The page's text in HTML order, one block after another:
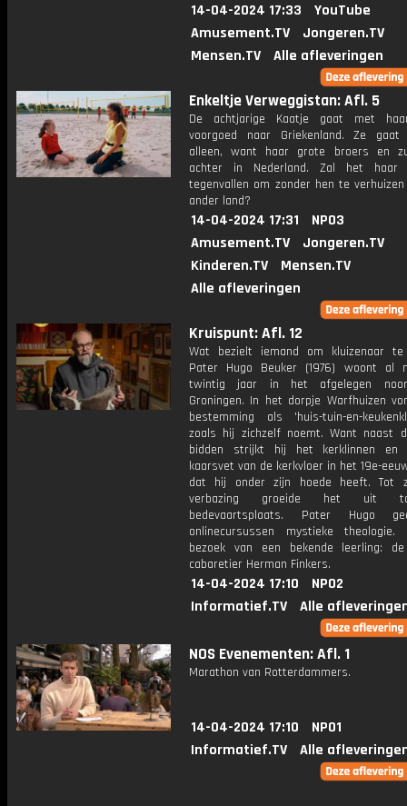
14-04-2024 17:33
YouTube
Amusement.TV
Jongeren.TV
Mensen.TV
Alle afleveringen
Enkeltje Verweggistan: Afl. 5
De achtjarige Kaatje gaat met
voorgoed naar Griekenland. Ze gaat
alleen, want haar grote broers en
achter in Nederland. Zal het
tegenvallen om zonder hen te
ander land?
14-04-2024 17:31
NPO3
Amusement.TV
Jongeren.TV
Kinderen.TV
Mensen.TV
Alle afleveringen
Kruispunt: Afl. 12
Wat bezielt iemand om kluizenaar te
Pater Hugo Beuker (1976) woont al
twintig jaar in het afgelegen
Groningen. In het dorpje Warfhuizen
bestemming als 'huis-tuin-en-
zoals hij zichzelf noemt. Want naast
bidden strijkt hij het kerklinnen en
kaarsvet van de kerkvloer in het 19e-
dat hij onder zijn hoede heeft. Tot
verbazing groeide het uit
bedevaartsplaats. Pater Hugo
onlinecursussen mystieke
bezoek van een bekende leerling:
cabaretier Herman Finkers.
14-04-2024 17:10
NPO2
Informatief.TV
Alle
NOS Evenementen: Afl. 1
Marathon van Rotterdammers.
14-04-2024 17:10
NPO1
Informatief.TV
Alle